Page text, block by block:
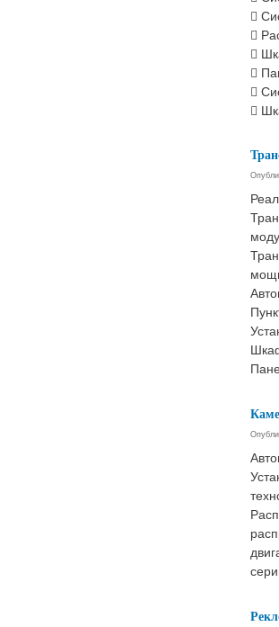





